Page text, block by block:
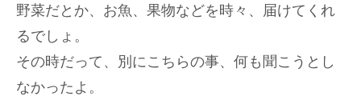
野菜だとか、お魚、果物などを時々、届けてくれ
るでしょ。
その時だって、別にこちらの事、何も聞こうとし
なかったよ。